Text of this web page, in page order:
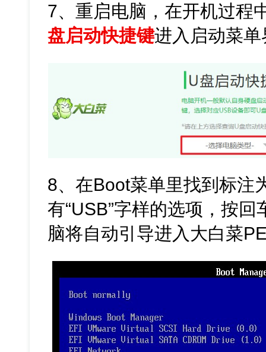
7、重启电脑，在开机过程
盘启动快捷键进入启动菜单
8、在Boot菜单里找到标注
有“USB”字样的选项，按
脑将自动引导进入大白菜